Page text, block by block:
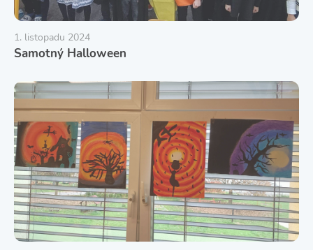
1. listopadu 2024
Samotný Halloween